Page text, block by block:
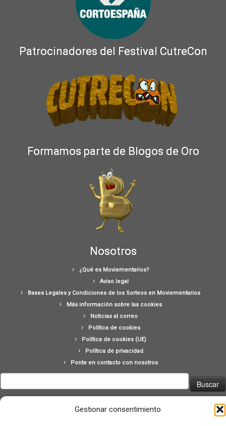
Gestionar consentimiento
Patrocinadores del Festival CutreCon
Formamos parte de Blogos de Oro
Nosotros
¿Qué es Moviementarios?
Aviso legal
Bases Legales y Condiciones de los Sorteos en Moviementarios
Más información sobre las cookies
Noticias al correo
Política de cookies
Política de cookies (UE)
Política de privacidad
Ponte en contacto con nosotros